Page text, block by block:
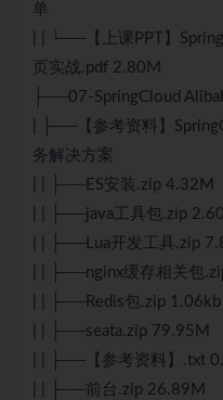
单
| | └──【上课PPT】
页实战.pdf 2.80M
├──07-SpringCloud
| ├──【参考资料】
务解决方案
| | ├──ES安装.zip 4.32M
| | ├──java工具包.zip
| | ├──Lua开发工具.zip
| | ├──nginx缓存相关包
| | ├──Redis包.zip 1.06kb
| | ├──seata.zip 79.95M
| | ├──【参考资料】.txt
| | ├──前台.zip 26.89M